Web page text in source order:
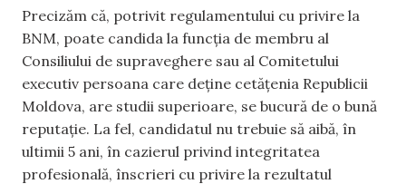
Precizăm că, potrivit regulamentului cu privire la
BNM, poate candida la funcţia de membru al
Consiliului de supraveghere sau al Comitetului
executiv persoana care deţine cetăţenia Republicii
Moldova, are studii superioare, se bucură de o bună
reputaţie. La fel, candidatul nu trebuie să aibă, în
ultimii 5 ani, în cazierul privind integritatea
profesională, înscrieri cu privire la rezultatul